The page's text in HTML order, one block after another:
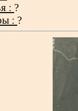
: ?
: ?